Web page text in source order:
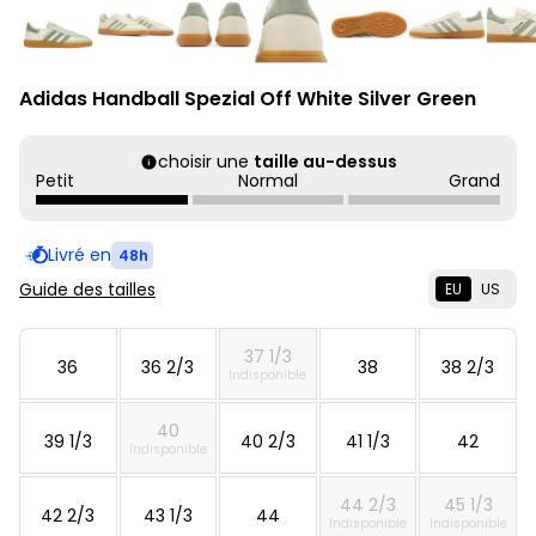
Adidas Handball Spezial Off White Silver Green
choisir une taille au-dessus
Petit
Normal Grand
Livré en 48h
Guide des tailles EU US
36 36 2/3 37 1/3
Indisponible 38 38 2/3
39 1/3 40
Indisponible 40 2/3 41 1/3 42
42 2/3 43 1/3 44 44 2/3
Indisponible
45 1/3
Indisponible